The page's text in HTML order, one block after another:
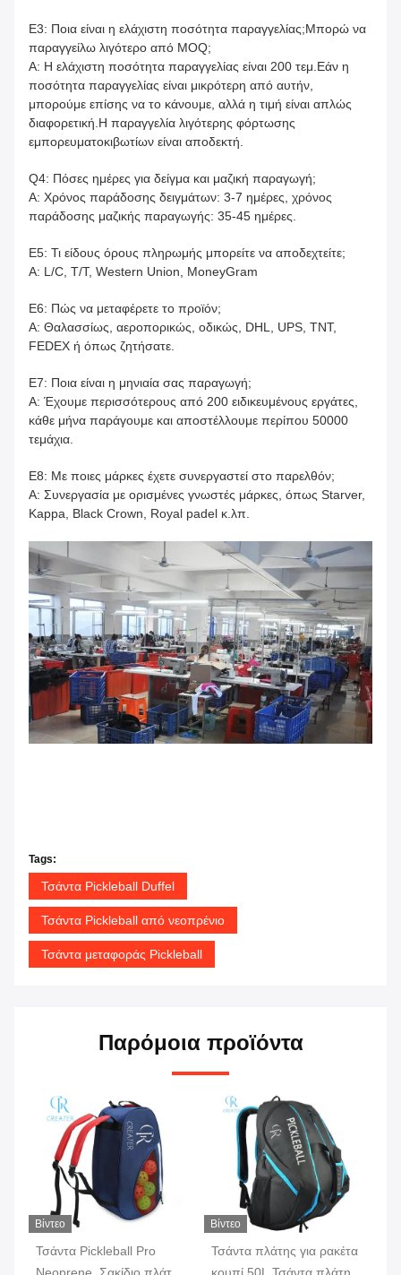
Ε3: Ποια είναι η ελάχιστη ποσότητα παραγγελίας;Μπορώ να
παραγγείλω λιγότερο από MOQ;
Α: Η ελάχιστη ποσότητα παραγγελίας είναι 200 ​​τεμ.Εάν η
ποσότητα παραγγελίας είναι μικρότερη από αυτήν,
μπορούμε επίσης να το κάνουμε, αλλά η τιμή είναι απλώς
διαφορετική.Η παραγγελία λιγότερης φόρτωσης
εμπορευματοκιβωτίων είναι αποδεκτή.
Q4: Πόσες ημέρες για δείγμα και μαζική παραγωγή;
Α: Χρόνος παράδοσης δειγμάτων: 3-7 ημέρες, χρόνος
παράδοσης μαζικής παραγωγής: 35-45 ημέρες.
Ε5: Τι είδους όρους πληρωμής μπορείτε να αποδεχτείτε;
A: L/C, T/T, Western Union, MoneyGram
Ε6: Πώς να μεταφέρετε το προϊόν;
Α: Θαλασσίως, αεροπορικώς, οδικώς, DHL, UPS, TNT,
FEDEX ή όπως ζητήσατε.
Ε7: Ποια είναι η μηνιαία σας παραγωγή;
Α: Έχουμε περισσότερους από 200 ειδικευμένους εργάτες,
κάθε μήνα παράγουμε και αποστέλλουμε περίπου 50000
τεμάχια.
Ε8: Με ποιες μάρκες έχετε συνεργαστεί στο παρελθόν;
Α: Συνεργασία με ορισμένες γνωστές μάρκες, όπως Starver,
Kappa, Black Crown, Royal padel κ.λπ.
Tags:
Τσάντα Pickleball Duffel
Τσάντα Pickleball από νεοπρένιο
Τσάντα μεταφοράς Pickleball
Παρόμοια προϊόντα
Βίντεο
Τσάντα Pickleball Pro
Βίντεο
Τσάντα πλάτης για ρακέτα